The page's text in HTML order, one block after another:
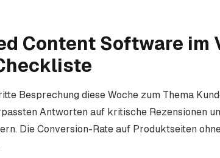
Content Software im
Besprechung diese Woche zum Thema
Antworten auf kritische Rezensionen
Die Conversion-Rate auf Produktseiten